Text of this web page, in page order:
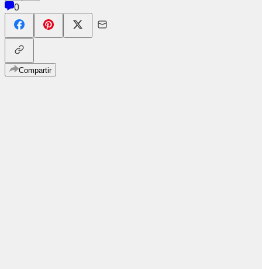
0
Compartir